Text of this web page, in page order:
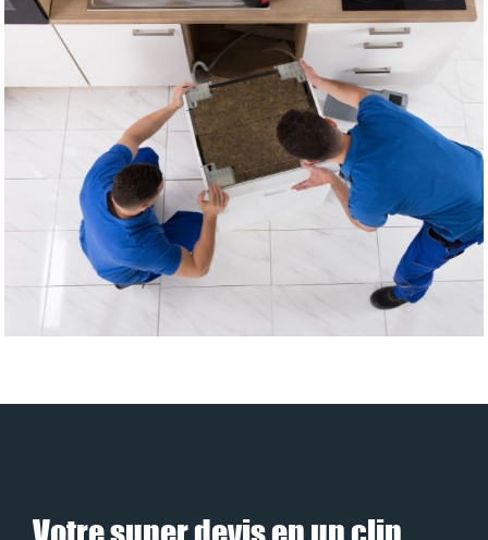
Votre super devis en un clin